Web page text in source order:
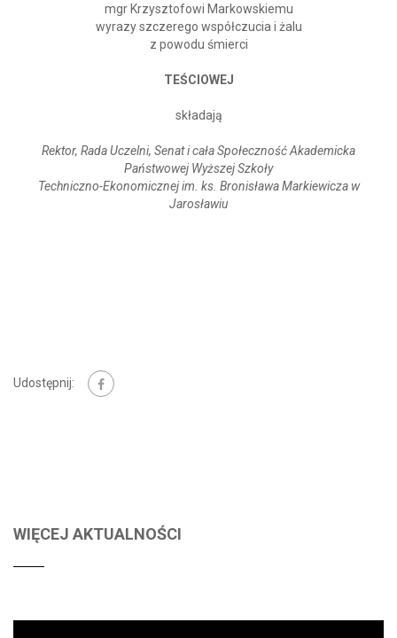
mgr Krzysztofowi Markowskiemu
wyrazy szczerego współczucia i żalu
z powodu śmierci
TEŚCIOWEJ
składają
Rektor, Rada Uczelni, Senat i cała Społeczność Akademicka
Państwowej Wyższej Szkoły
Techniczno-Ekonomicznej im. ks. Bronisława Markiewicza w
Jarosławiu
Udostępnij:
WIĘCEJ AKTUALNOŚCI